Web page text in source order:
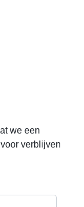
we een
verblijven